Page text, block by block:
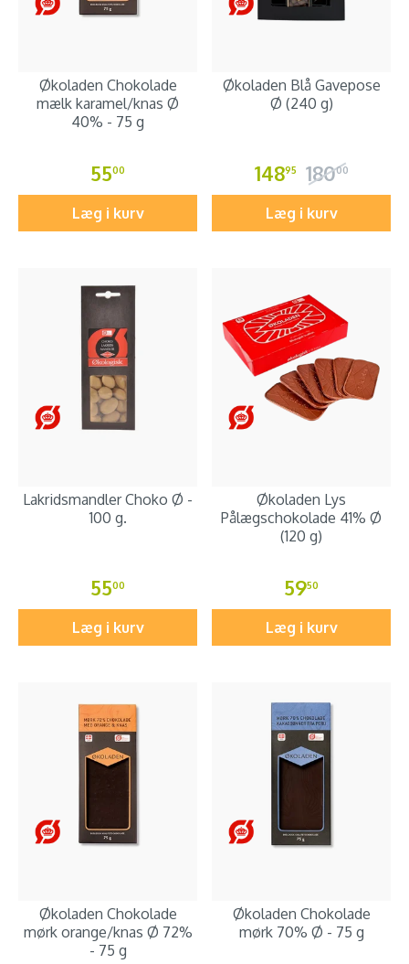
Økoladen Chokolade
mælk karamel/knas Ø
40% - 75 g
5500
Læg i kurv
Økoladen Blå Gavepose
Ø (240 g)
14895 18000
Læg i kurv
Lakridsmandler Choko Ø -
100 g.
5500
Læg i kurv
Økoladen Lys
Pålægschokolade 41% Ø
(120 g)
5950
Læg i kurv
Økoladen Chokolade
mørk orange/knas Ø 72%
- 75 g
Økoladen Chokolade
mørk 70% Ø - 75 g